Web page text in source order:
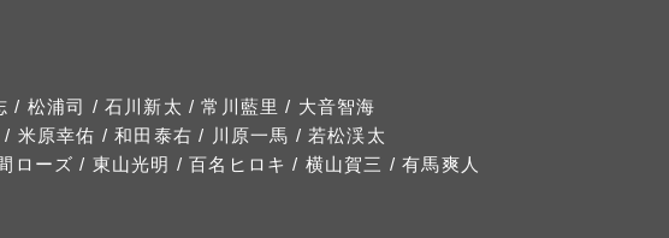
/ 松浦司 / 石川新太 / 常川藍里 / 大音智海
/ 米原幸佑 / 和田泰右 / 川原一馬 / 若松渓太
ローズ / 東山光明 / 百名ヒロキ / 横山賀三 / 有馬爽人